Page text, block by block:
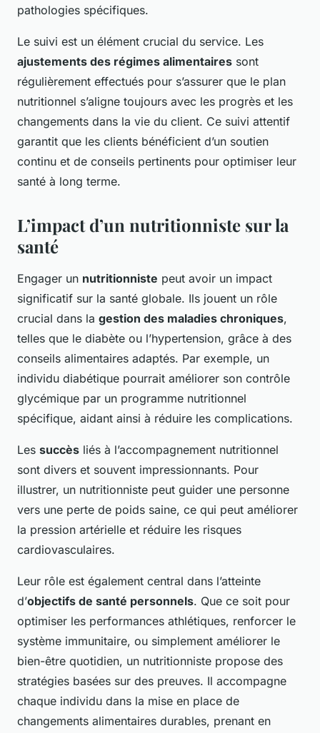
pathologies spécifiques.
Le suivi est un élément crucial du service. Les
ajustements des régimes alimentaires sont
régulièrement effectués pour s’assurer que le plan
nutritionnel s’aligne toujours avec les progrès et les
changements dans la vie du client. Ce suivi attentif
garantit que les clients bénéficient d’un soutien
continu et de conseils pertinents pour optimiser leur
santé à long terme.
L’impact d’un nutritionniste sur la
santé
Engager un nutritionniste peut avoir un impact
significatif sur la santé globale. Ils jouent un rôle
crucial dans la gestion des maladies chroniques,
telles que le diabète ou l’hypertension, grâce à des
conseils alimentaires adaptés. Par exemple, un
individu diabétique pourrait améliorer son contrôle
glycémique par un programme nutritionnel
spécifique, aidant ainsi à réduire les complications.
Les succès liés à l’accompagnement nutritionnel
sont divers et souvent impressionnants. Pour
illustrer, un nutritionniste peut guider une personne
vers une perte de poids saine, ce qui peut améliorer
la pression artérielle et réduire les risques
cardiovasculaires.
Leur rôle est également central dans l’atteinte
d’objectifs de santé personnels. Que ce soit pour
optimiser les performances athlétiques, renforcer le
système immunitaire, ou simplement améliorer le
bien-être quotidien, un nutritionniste propose des
stratégies basées sur des preuves. Il accompagne
chaque individu dans la mise en place de
changements alimentaires durables, prenant en